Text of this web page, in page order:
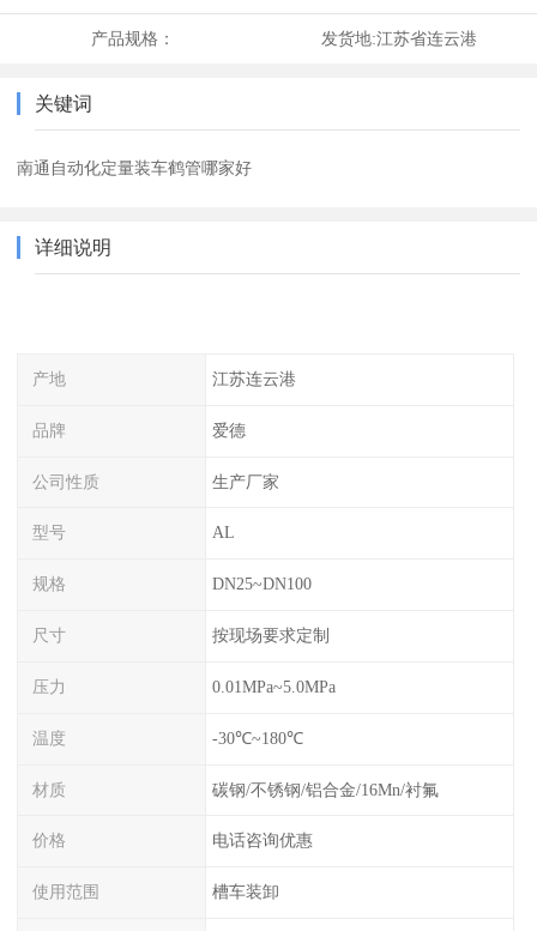
产品规格： 发货地:江苏省连云港
关键词
南通自动化定量装车鹤管哪家好
详细说明
产地 江苏连云港
品牌 爱德
公司性质 生产厂家
型号 AL
规格 DN25~DN100
尺寸 按现场要求定制
压力 0.01MPa~5.0MPa
温度 -30℃~180℃
材质 碳钢/不锈钢/铝合金/16Mn/衬氟
价格 电话咨询优惠
使用范围 槽车装卸